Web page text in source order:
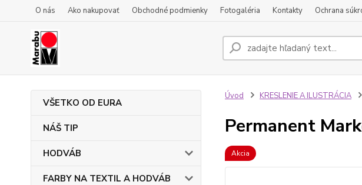
O nás Ako nakupovať Obchodné podmienky Fotogaléria Kontakty Ochrana
VŠETKO OD EURA
NÁŠ TIP
HODVÁB
FARBY NA TEXTIL A HODVÁB
Úvod KRESLENIE A ILUSTRÁCIA
Permanent
Akcia